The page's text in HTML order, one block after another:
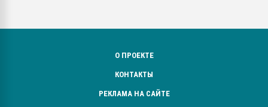
О ПРОЕКТЕ
КОНТАКТЫ
РЕКЛАМА НА САЙТЕ